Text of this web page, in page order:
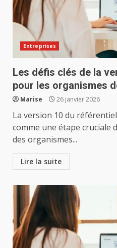
Entreprises
Les défis clés de la
pour les organismes
Marise 26 janvier 2026
La version 10 du
comme une étape cruciale
des organismes...
Lire la suite